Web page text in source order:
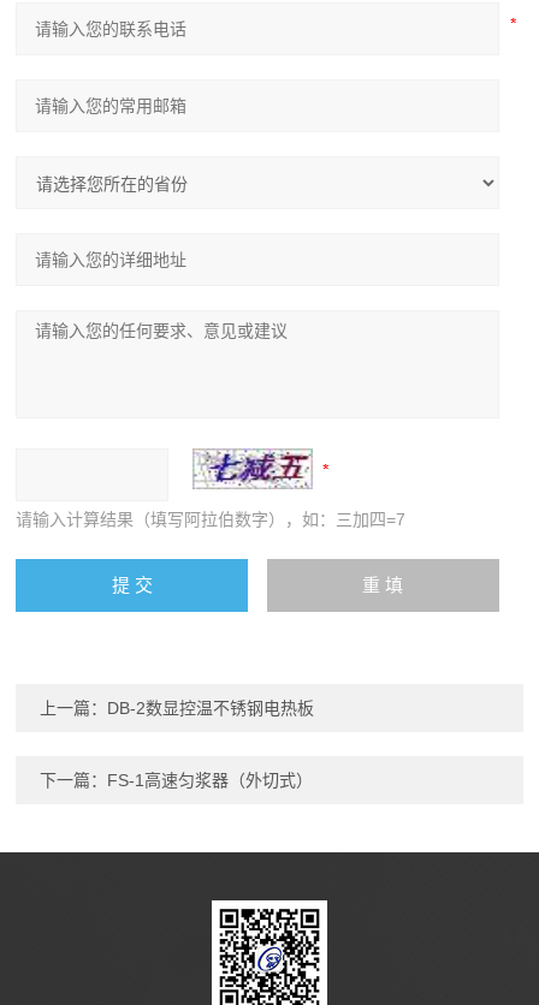
请输入计算结果（填写阿拉伯数字），如：三加四=7
上一篇： DB-2数显控温不锈钢电热板
下一篇： FS-1高速匀浆器（外切式）